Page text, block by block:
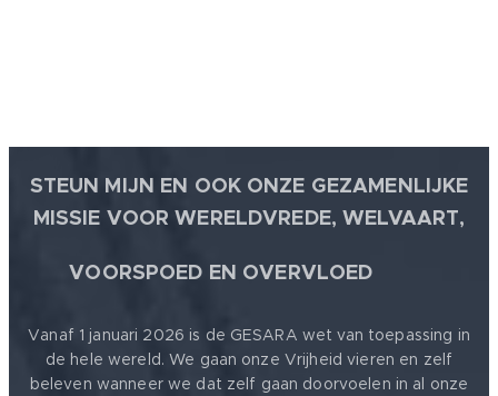
STEUN MIJN EN OOK ONZE GEZAMENLIJKE
MISSIE VOOR WERELDVREDE, WELVAART,
VOORSPOED EN OVERVLOED
Vanaf 1 januari 2026 is de GESARA wet van toepassing in
de hele wereld. We gaan onze Vrijheid vieren en zelf
beleven wanneer we dat zelf gaan doorvoelen in al onze